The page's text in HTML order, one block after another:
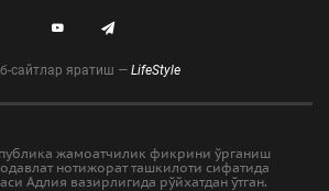
сайтлар яратиш — LifeStyle
жамоатчилик фикрини ўрганиш
нотижорат ташкилоти сифатида
Адлия вазирлигида рўйхатдан ўтган.